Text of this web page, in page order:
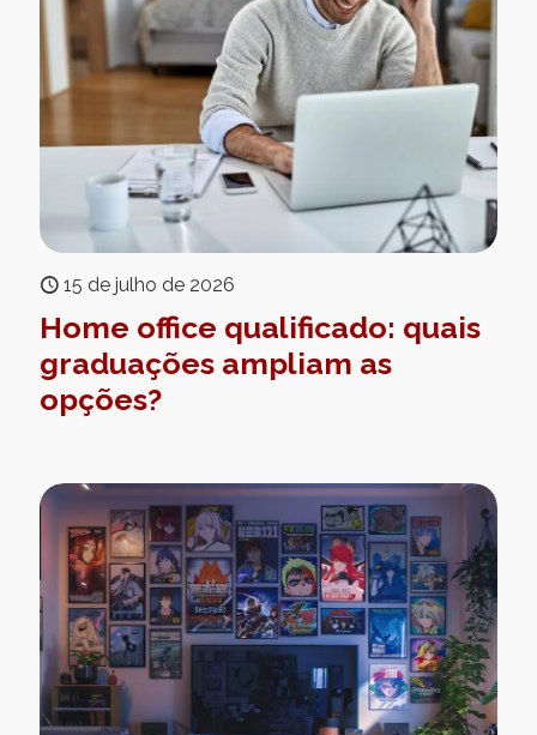
15 de julho de 2026
Home office qualificado: quais
graduações ampliam as
opções?